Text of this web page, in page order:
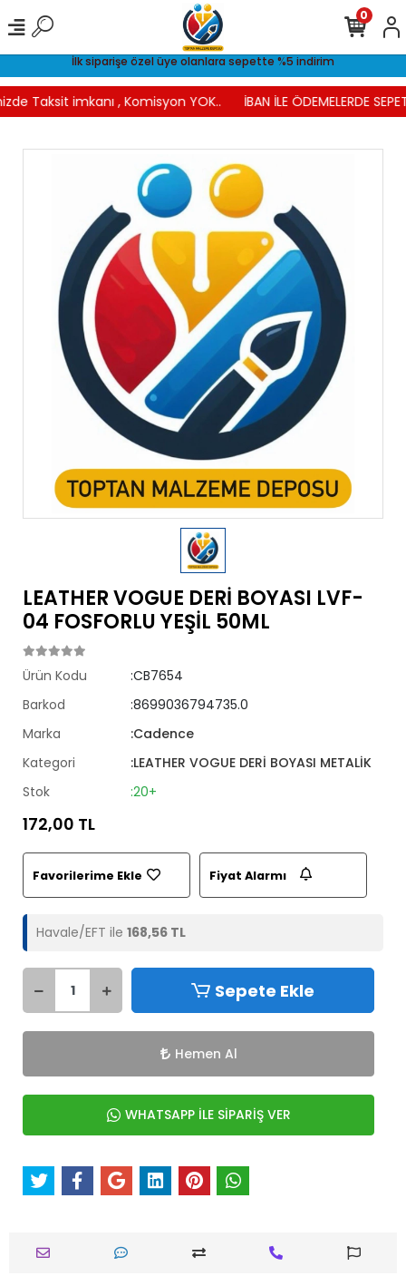
İlk siparişe özel üye olanlara sepette %5 indirim
Taksit imkanı , Komisyon YOK.. İBAN İLE ÖDEMELERDE
0
LEATHER VOGUE DERİ BOYASI LVF-
04 FOSFORLU YEŞİL 50ML
Ürün Kodu
:CB7654
Barkod
:8699036794735.0
Marka
:Cadence
Kategori
:LEATHER VOGUE DERİ BOYASI METALİK
Stok
:20+
172,00 TL
Favorilerime Ekle Fiyat Alarmı
Havale/EFT ile 168,56 TL
Sepete Ekle
Hemen Al
WHATSAPP İLE SİPARİŞ VER